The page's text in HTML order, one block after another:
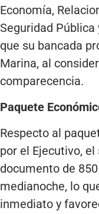
Economía,
Seguridad Pública
que su bancada
Marina, al
comparecencia.
Paquete
Respecto al
por el Ejecutivo, el
documento de
medianoche, lo
inmediato y